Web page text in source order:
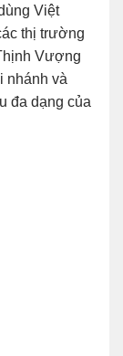
Việt
thị trường
Vượng
nhánh và
đa dạng của